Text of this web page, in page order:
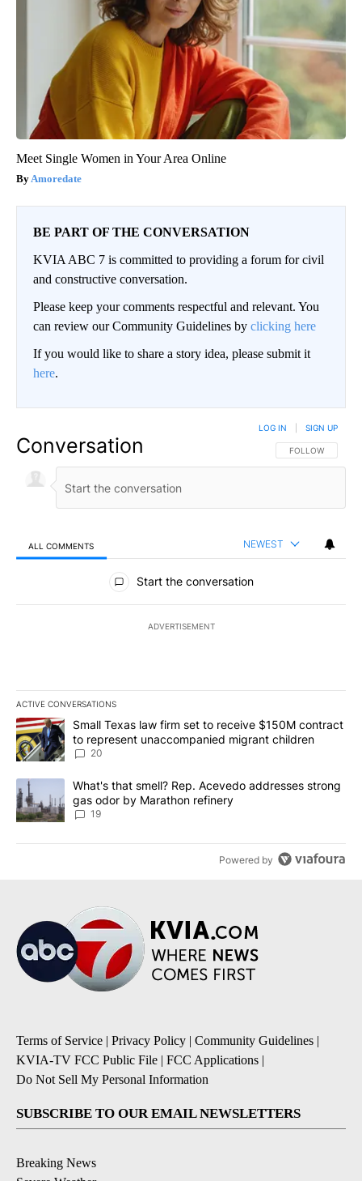
Meet Single Women in Your Area Online
Amoredate
BE PART OF THE CONVERSATION
KVIA ABC 7 is committed to providing a forum for civil
and constructive conversation.
Please keep your comments respectful and relevant. You
can review our Community Guidelines by clicking here
If you would like to share a story idea, please submit it
here.
Conversation FOLLOW THIS
FOLLOW
LOG IN SIGN UP
ALL COMMENTS NEWEST
All Comments
Start the conversation
ADVERTISEMENT
ACTIVE CONVERSATIONS
The following is a list of the most commented articles in the last
A trending article titled "Small Texas law firm set to receive
Small Texas law firm set to receive $150M contract
to represent unaccompanied migrant children
20
A trending article titled "What's that smell? Rep. Acevedo
What's that smell? Rep. Acevedo addresses strong
gas odor by Marathon refinery
19
Powered by
Terms of Service | Privacy Policy | Community Guidelines |
KVIA-TV FCC Public File | FCC Applications |
Do Not Sell My Personal Information
SUBSCRIBE TO OUR EMAIL NEWSLETTERS
Breaking News